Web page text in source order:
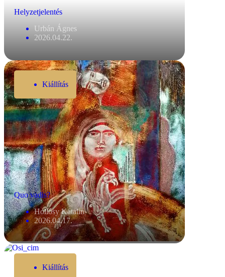
Helyzetjelentés
Urbán Ágnes
2026.04.22.
Kiállítás
Quo vadis?
Hollósy Katalin
2026.04.17.
Kiállítás